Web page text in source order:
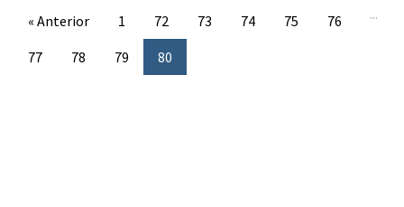
« Anterior 1 ...
72 73 74 75
76
77
78 79
80